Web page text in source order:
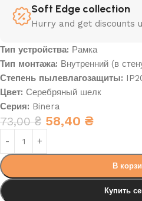
Soft Edge collection
Hurry and get discounts
Тип устройства: Рамка
Тип монтажа: Внутренний (в
Степень пылевлагозащиты:
Цвет: Серебряный шелк
Серия: Binera
73,00₴ 58,40 ₴
В
Купить